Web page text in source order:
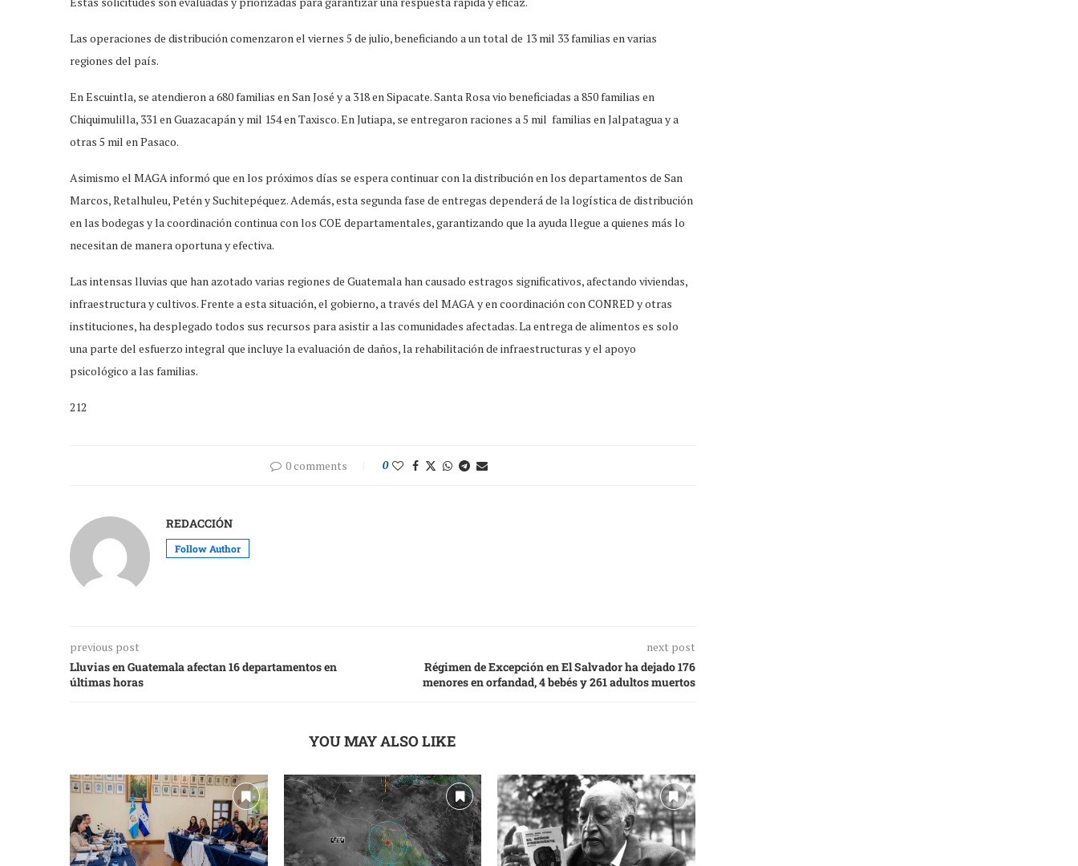
Las operaciones de distribución comenzaron el viernes 5 de julio, beneficiando a un total de 13 mil 33 familias en varias
regiones del país.
En Escuintla, se atendieron a 680 familias en San José y a 318 en Sipacate. Santa Rosa vio beneficiadas a 850 familias en
Chiquimulilla, 331 en Guazacapán y mil 154 en Taxisco. En Jutiapa, se entregaron raciones a 5 mil familias en Jalpatagua y a
otras 5 mil en Pasaco.
Asimismo el MAGA informó que en los próximos días se espera continuar con la distribución en los departamentos de San
Marcos, Retalhuleu, Petén y Suchitepéquez. Además, esta segunda fase de entregas dependerá de la logística de distribución
en las bodegas y la coordinación continua con los COE departamentales, garantizando que la ayuda llegue a quienes más lo
necesitan de manera oportuna y efectiva.
Las intensas lluvias que han azotado varias regiones de Guatemala han causado estragos significativos, afectando viviendas,
infraestructura y cultivos. Frente a esta situación, el gobierno, a través del MAGA y en coordinación con CONRED y otras
instituciones, ha desplegado todos sus recursos para asistir a las comunidades afectadas. La entrega de alimentos es solo
una parte del esfuerzo integral que incluye la evaluación de daños, la rehabilitación de infraestructuras y el apoyo
psicológico a las familias.
212
0 comments 0
REDACCIÓN
Follow Author
previous post
Lluvias en Guatemala afectan 16 departamentos en
últimas horas
next post
Régimen de Excepción en El Salvador ha dejado 176
menores en orfandad, 4 bebés y 261 adultos muertos
YOU MAY ALSO LIKE